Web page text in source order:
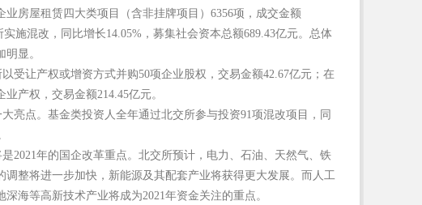
房屋租赁四大类项目（含非挂牌项目） 6356项，成交金额
施混改，同比增长14.05% ，募集社会资本总额689.43亿元。总体
显。
受让产权或增资方式并购50项企业股权，交易金额42.67亿元；在
业产权，交易金额214.45亿元。
亮点。基金类投资人全年通过北交所参与投资91项混改项目，同
是2021年的国企改革重点。北交所预计，电力、石油、天然气、铁
整将进一步加快，新能源及其配套产业将获得更大发展。而人工
深海等高新技术产业将成为2021年资金关注的重点。